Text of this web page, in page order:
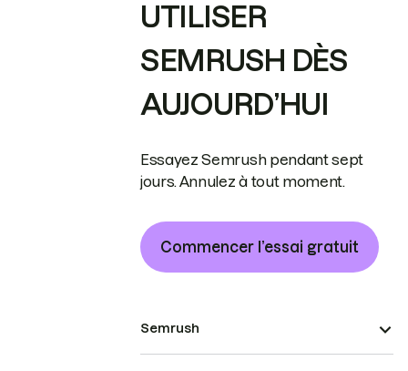
UTILISER
SEMRUSH DÈS
AUJOURD’HUI
Essayez Semrush pendant sept
jours. Annulez à tout moment.
Commencer l’essai gratuit
Semrush